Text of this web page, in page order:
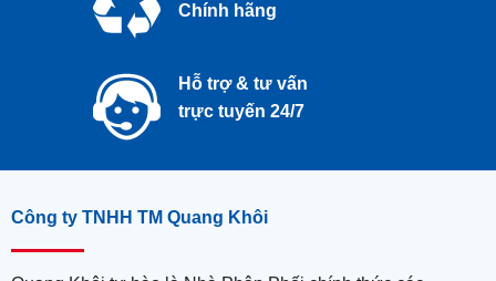
Chính hãng
Hỗ trợ & tư vấn
trực tuyến 24/7
Công ty TNHH TM Quang Khôi